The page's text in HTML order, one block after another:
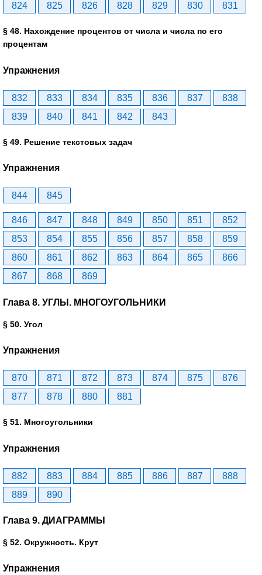
824 825 826 828 829 830 831
§ 48. Нахождение процентов от числа и числа по его
процентам
Упражнения
832 833 834 835 836 837
838
839
840 841 842 843
§ 49. Решение текстовых задач
Упражнения
844 845
846 847 848 849 850 851
852
853
854 855 856 857 858
859
860
861 862 863 864 865
866
867
868 869
Глава 8. УГЛЫ. МНОГОУГОЛЬНИКИ
§ 50. Угол
Упражнения
870 871 872 873 874 875
876
877
878 880 881
§ 51. Многоугольники
Упражнения
882 883 884 885 886 887
888
889
890
Глава 9. ДИАГРАММЫ
§ 52. Окружность. Крут
Упражнения